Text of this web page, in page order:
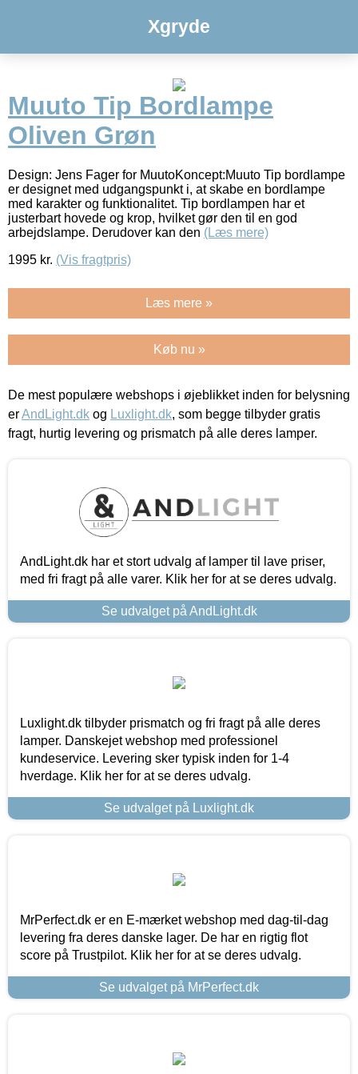
Xgryde
Muuto Tip Bordlampe
Oliven Grøn
Design: Jens Fager for MuutoKoncept:Muuto Tip bordlampe
er designet med udgangspunkt i, at skabe en bordlampe
med karakter og funktionalitet. Tip bordlampen har et
justerbart hovede og krop, hvilket gør den til en god
arbejdslampe. Derudover kan den (Læs mere)
1995 kr. (Vis fragtpris)
Læs mere »
Køb nu »
De mest populære webshops i øjeblikket inden for belysning
erAndLight.dk og Luxlight.dk, som begge tilbyder gratis
fragt, hurtig levering og prismatch på alle deres lamper.
AndLight.dk har et stort udvalg af lamper til lave priser,
med fri fragt på alle varer. Klik her for at se deres udvalg.
Se udvalget på AndLight.dk
Luxlight.dk tilbyder prismatch og fri fragt på alle deres
lamper. Danskejet webshop med professionel
kundeservice. Levering sker typisk inden for 1-4
hverdage. Klik her for at se deres udvalg.
Se udvalget på Luxlight.dk
MrPerfect.dk er en E-mærket webshop med dag-til-dag
levering fra deres danske lager. De har en rigtig flot
score på Trustpilot. Klik her for at se deres udvalg.
Se udvalget på MrPerfect.dk